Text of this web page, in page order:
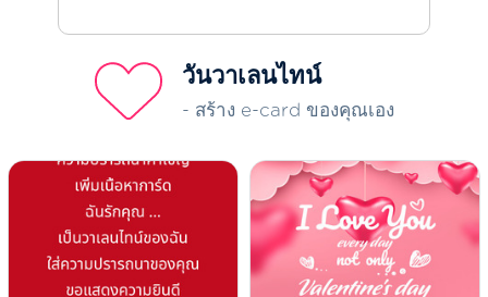
วันวาเลนไทน์
- สร้าง e-card ของคุณเอง